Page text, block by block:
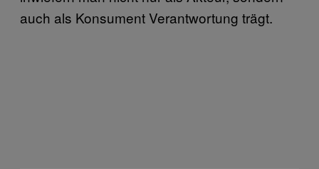
auch als Konsument Verantwortung trägt.